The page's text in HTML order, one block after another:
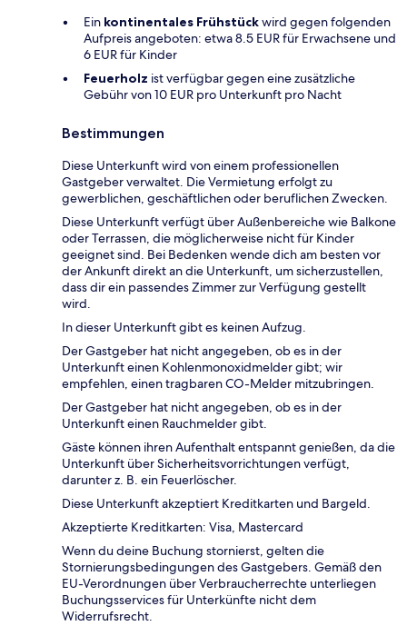
Ein kontinentales Frühstückwird gegen folgenden
Aufpreis angeboten: etwa 8.5 EUR für Erwachsene und
6 EUR für Kinder
Feuerholz ist verfügbar gegen eine zusätzliche
Gebühr von 10 EUR pro Unterkunft pro Nacht
Bestimmungen
Diese Unterkunft wird von einem professionellen
Gastgeber verwaltet. Die Vermietung erfolgt zu
gewerblichen, geschäftlichen oder beruflichen Zwecken.
Diese Unterkunft verfügt über Außenbereiche wie Balkone
oder Terrassen, die möglicherweise nicht für Kinder
geeignet sind. Bei Bedenken wende dich am besten vor
der Ankunft direkt an die Unterkunft, um sicherzustellen,
dass dir ein passendes Zimmer zur Verfügung gestellt
wird.
In dieser Unterkunft gibt es keinen Aufzug.
Der Gastgeber hat nicht angegeben, ob es in der
Unterkunft einen Kohlenmonoxidmelder gibt; wir
empfehlen, einen tragbaren CO-Melder mitzubringen.
Der Gastgeber hat nicht angegeben, ob es in der
Unterkunft einen Rauchmelder gibt.
Gäste können ihren Aufenthalt entspannt genießen, da die
Unterkunft über Sicherheitsvorrichtungen verfügt,
darunter z. B. ein Feuerlöscher.
Diese Unterkunft akzeptiert Kreditkarten und Bargeld.
Akzeptierte Kreditkarten: Visa, Mastercard
Wenn du deine Buchung stornierst, gelten die
Stornierungsbedingungen des Gastgebers. Gemäß den
EU-Verordnungen über Verbraucherrechte unterliegen
Buchungsservices für Unterkünfte nicht dem
Widerrufsrecht.